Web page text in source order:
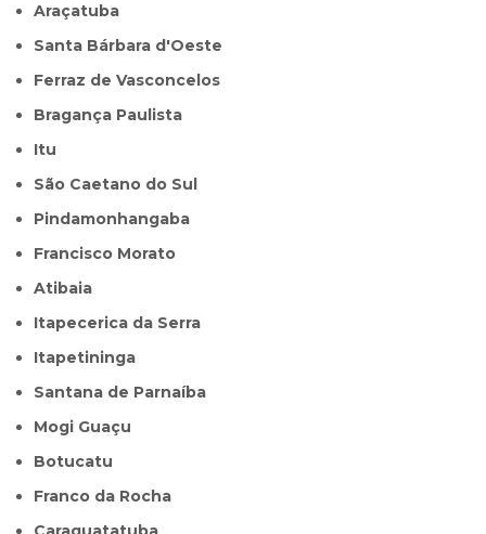
Araçatuba
Santa Bárbara d'Oeste
Ferraz de Vasconcelos
Bragança Paulista
Itu
São Caetano do Sul
Pindamonhangaba
Francisco Morato
Atibaia
Itapecerica da Serra
Itapetininga
Santana de Parnaíba
Mogi Guaçu
Botucatu
Franco da Rocha